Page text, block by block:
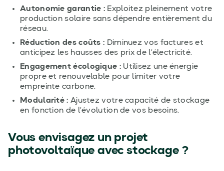
Autonomie garantie : Exploitez pleinement votre
production solaire sans dépendre entièrement du
réseau.
Réduction des coûts : Diminuez vos factures et
anticipez les hausses des prix de l’électricité.
Engagement écologique :Utilisez une énergie
propre et renouvelable pour limiter votre
empreinte carbone.
Modularité : Ajustez votre capacité de stockage
en fonction de l’évolution de vos besoins.
Vous envisagez un projet
photovoltaïque avec stockage ?